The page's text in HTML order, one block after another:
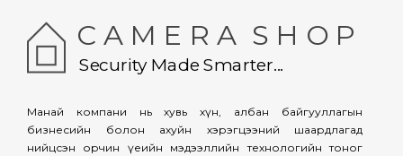
C A M E R A S H O P
Security Made Smarter...
Манай компани нь хувь хүн, албан байгууллагын
бизнесийн болон ахуйн хэрэгцээний шаардлагад
нийцсэн орчин үеийн мэдээллийн технологийн тоног